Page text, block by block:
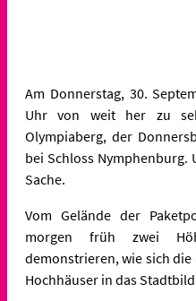
Am Donnerstag, 30.
Uhr von weit her zu
Olympiaberg, der
bei Schloss Nymphenburg.
Sache.
Vom Gelände der
morgen früh zwei
demonstrieren, wie sich
Hochhäuser in das